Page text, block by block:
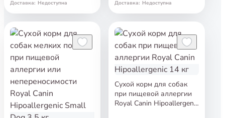
Доставка: Недоступна Доставка: Недоступна
Сухой корм для собак
при пищевой аллергии
Royal Canin Hipoallergenic